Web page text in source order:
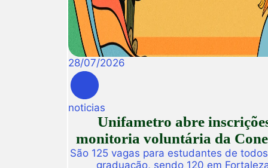
28/07/2026
noticias
Unifametro abre
monitoria voluntária da
São 125 vagas para estudantes de
graduação, sendo 120 em